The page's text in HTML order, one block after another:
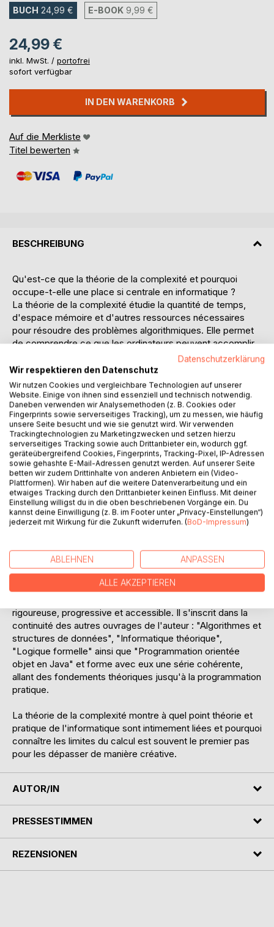
BUCH 24,99 € E-BOOK 9,99 €
24,99 €
inkl. MwSt. / portofrei
sofort verfügbar
IN DEN WARENKORB
Auf die Merkliste
Titel bewerten
BESCHREIBUNG
Qu'est-ce que la théorie de la complexité et pourquoi
occupe-t-elle une place si centrale en informatique ?
La théorie de la complexité étudie la quantité de temps,
d'espace mémoire et d'autres ressources nécessaires
pour résoudre des problèmes algorithmiques. Elle permet
de comprendre ce que les ordinateurs peuvent accomplir
et ce qui demeure, même en principe, hors de portée des
meilleurs algorithmes. Des classes classiques P et NP aux
réductions, à la NP-complétude, aux problèmes
d'approximation, aux systèmes de preuve interactifs, au
théorème PCP, à la hiérarchie polynomiale, à la complexité
en espace, à la complexité des circuits et à la complexité
de communication, cet ouvrage introduit progressivement
les concepts essentiels de la théorie de la complexité
computationnelle.
Lucien Sina n'y présente pas seulement les résultats
fondamentaux : il en éclaire aussi les idées directrices et
l'intuition. De nombreux exemples, démonstrations et
exercices accompagnés de solutions aident à approfondir
des limites de l'efficacité algorithmique.
Ce livre s'adresse aux étudiants en informatique, aux
enseignants, aux chercheurs et à tous ceux qui souhaitent
rigoureuse, progressive et accessible. Il s'inscrit dans la
continuité des autres ouvrages de l'auteur : "Algorithmes et
structures de données", "Informatique théorique",
"Logique formelle" ainsi que "Programmation orientée
objet en Java" et forme avec eux une série cohérente,
allant des fondements théoriques jusqu'à la programmation
pratique.
La théorie de la complexité montre à quel point théorie et
pratique de l'informatique sont intimement liées et pourquoi
connaître les limites du calcul est souvent le premier pas
pour les dépasser de manière créative.
AUTOR/IN
PRESSESTIMMEN
REZENSIONEN
Datenschutzerklärung
Wir respektieren den Datenschutz
Wir nutzen Cookies und vergleichbare Technologien auf unserer
Website. Einige von ihnen sind essenziell und technisch notwendig.
Daneben verwenden wir Analysemethoden (z. B. Cookies oder
Fingerprints sowie serverseitiges Tracking), um zu messen, wie häufig
unsere Seite besucht und wie sie genutzt wird. Wir verwenden
Trackingtechnologien zu Marketingzwecken und setzen hierzu
serverseitiges Tracking sowie auch Drittanbieter ein, wodurch ggf.
geräteübergreifend Cookies, Fingerprints, Tracking-Pixel, IP-Adressen
sowie gehashte E-Mail-Adressen genutzt werden. Auf unserer Seite
betten wir zudem Drittinhalte von anderen Anbietern ein (Video-
Plattformen). Wir haben auf die weitere Datenverarbeitung und ein
etwaiges Tracking durch den Drittanbieter keinen Einfluss. Mit deiner
Einstellung willigst du in die oben beschriebenen Vorgänge ein. Du
kannst deine Einwilligung (z. B. im Footer unter „Privacy-Einstellungen“)
jederzeit mit Wirkung für die Zukunft widerrufen. (BoD-Impressum)
ABLEHNEN ANPASSEN
ALLE AKZEPTIEREN